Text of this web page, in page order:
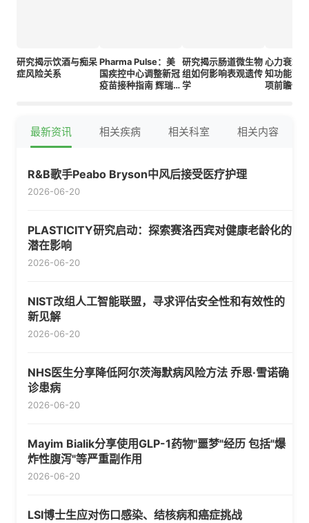
研究揭示饮酒与痴呆
症风险关系
Pharma Pulse：美
国疾控中心调整新冠
疫苗接种指南 辉瑞收
研究揭示肠道微生物
组如何影响表观遗传
学
心力衰竭
知功能下
项前瞻性
最新资讯 相关疾病 相关科室 相关内容
R&B歌手Peabo Bryson中风后接受医疗护理
2026-06-20
PLASTICITY研究启动：探索赛洛西宾对健康老龄化的
潜在影响
2026-06-20
NIST改组人工智能联盟，寻求评估安全性和有效性的
新见解
2026-06-20
NHS医生分享降低阿尔茨海默病风险方法 乔恩·雪诺确
诊患病
2026-06-20
Mayim Bialik分享使用GLP-1药物"噩梦"经历 包括"爆
炸性腹泻"等严重副作用
2026-06-20
LSI博士生应对伤口感染、结核病和癌症挑战